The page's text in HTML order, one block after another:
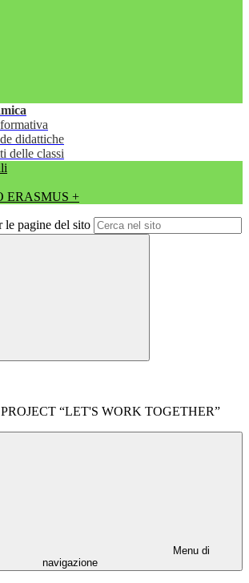
didattiche
delle classi
ERASMUS +
le pagine del sito
“LET'S WORK TOGETHER”
Menu di
navigazione